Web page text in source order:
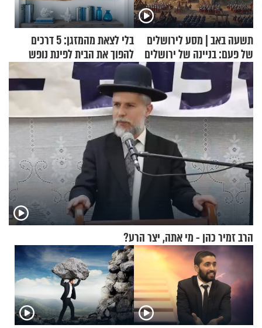
תשעה באב | מסע לירושלים
של פעם: בניינה של ירושלים
בלי לצאת מהמזגן: 5 דרכים
להפוך את הבית לפינת נופש
מעוצבת
הרב זמיר כהן - מי אתה, יצר הרע?